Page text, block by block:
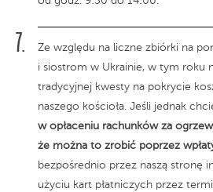
Ze względu na liczne zbiórki na
i siostrom w Ukrainie, w tym roku
tradycyjnej kwesty na pokrycie
naszego kościoła. Jeśli jednak
w opłaceniu rachunków za
że można to zrobić poprzez
bezpośrednio przez naszą stronę
użyciu kart płatniczych przez